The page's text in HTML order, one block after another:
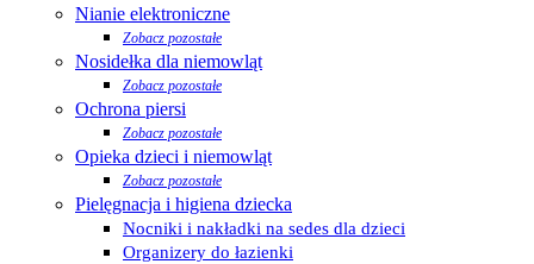
Nianie elektroniczne
Zobacz pozostałe
Nosidełka dla niemowląt
Zobacz pozostałe
Ochrona piersi
Zobacz pozostałe
Opieka dzieci i niemowląt
Zobacz pozostałe
Pielęgnacja i higiena dziecka
Nocniki i nakładki na sedes dla dzieci
Organizery do łazienki